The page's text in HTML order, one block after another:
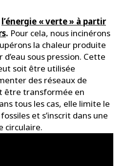
l’énergie « verte » à partir
. Pour cela, nous incinérons
la chaleur produite
sous pression. Cette
soit être utilisée
des réseaux de
être transformée en
tous les cas, elle limite le
et s’inscrit dans une
circulaire.